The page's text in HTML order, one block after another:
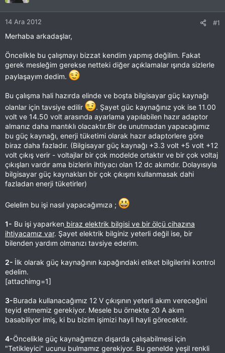
14 Ara 2012 #1
Merhaba arkadaşlar,
Öncelikle bu çalışmayı bizzat kendim yapmış değilim. Fakat
gerek mesleğim gerekse netteki diğer açıklamalar ışında sizlerle
paylaşayım dedim.
Bu çalışma hali hazırda elinde ve boşta bilgisayar güç kaynağı
olanlar için tavsiye edilir
. Şayet güc kaynağınız yok ise 11.00
volt ve 14.50 volt arasında ayarlama yapılabilen hazır adaptor
almanız daha mantıklı olacaktır.Bir de unutmadan yapacağımız
bu güç kaynağı, enerji tüketimi olarak hazır adaptorlere göre
biraz daha fazladır. (Bilgisayar güç kaynağı +3.3 volt +5 volt +12
volt çıkış verir - voltajlar bir çok modelde ortaktır ve bir çok voltaj
çıkışları vardır ama bizlerin ihtiyacı olan 12 dc akımdır. Dolayısıyla
bilgisayar güç kaynakları bir çok çıkışını kullanmasak dahi
fazladan enerji tüketirler)
Gelelim bu işi nasıl yapacağımıza ;
1- Bu işi yaparken biraz elektrik bilgisi ve bir ölçü cihazına
ihtiyacamız var. Şayet elektrik bilginiz yeterli değil ise, bir
bilenden yardım olmanızı tavsiye ederim.
2- İlk olarak güç kaynağının kapağındaki etiket bilgilerini kontrol
edelim.
[attachimg=1]
3-Burada kullanacağımız 12 V çıkışının yeterli akım vereceğini
teyid etmemiz gerekiyor. Mesele bu örnekte 20 A akım
basabiliyor imiş, ki bu bizim işimizi hayli hayli görecektir.
4-Öncelikle güç kaynağımızın dışarda çalışabilmesi için
"Tetikleyici" ucunu bulmamız gerekiyor. Bu genelde yeşil renkli